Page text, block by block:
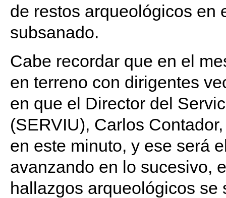
de restos arqueológicos en
subsanado.
Cabe recordar que en el
en terreno con dirigentes
en que el Director del
(SERVIU), Carlos
en este minuto, y ese será
avanzando en lo sucesivo,
hallazgos arqueológicos